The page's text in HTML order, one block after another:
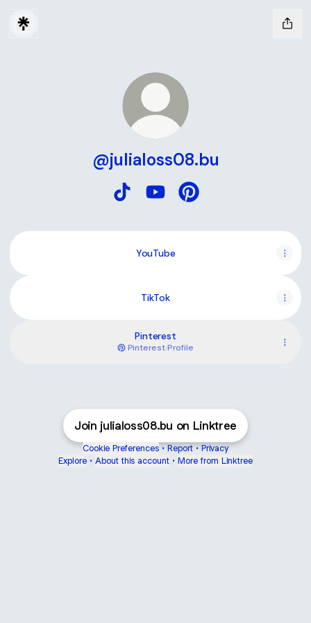
@julialoss08.bu
YouTube
YouTube
TikTok
Pinterest
Pinterest·Profile
Join julialoss08.bu on Linktree
Cookie Preferences • Report • Privacy
Explore • About this account • More from Linktree